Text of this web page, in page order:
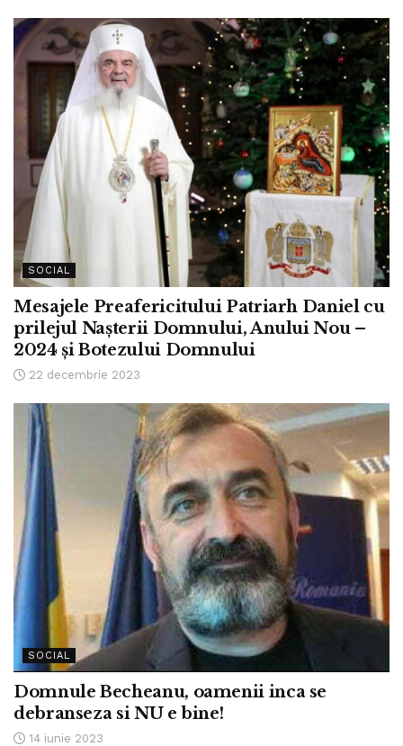
SOCIAL
Mesajele Preafericitului Patriarh Daniel cu
prilejul Nașterii Domnului, Anului Nou –
2024 și Botezului Domnului
22 decembrie 2023
SOCIAL
Domnule Becheanu, oamenii inca se
debranseza si NU e bine!
14 iunie 2023